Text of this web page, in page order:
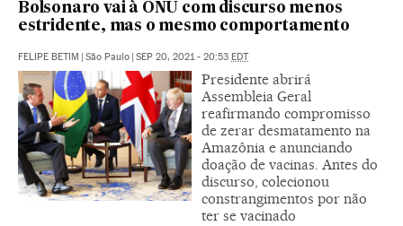
Bolsonaro vai à ONU com discurso menos
estridente, mas o mesmo comportamento
FELIPE BETIM São Paulo SEP 20, 2021 - 20:53 EDT
Presidente abrirá
Assembleia Geral
reafirmando compromisso
de zerar desmatamento na
Amazônia e anunciando
doação de vacinas. Antes do
discurso, colecionou
constrangimentos por não
ter se vacinado